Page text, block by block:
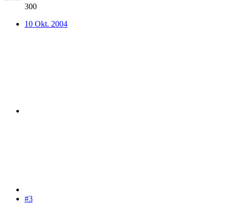
300
10 Okt. 2004
#3